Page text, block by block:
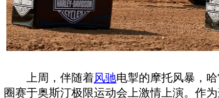
上周，伴随着风驰电掣的摩托风暴，
圈赛于奥斯汀极限运动会上激情上演。作